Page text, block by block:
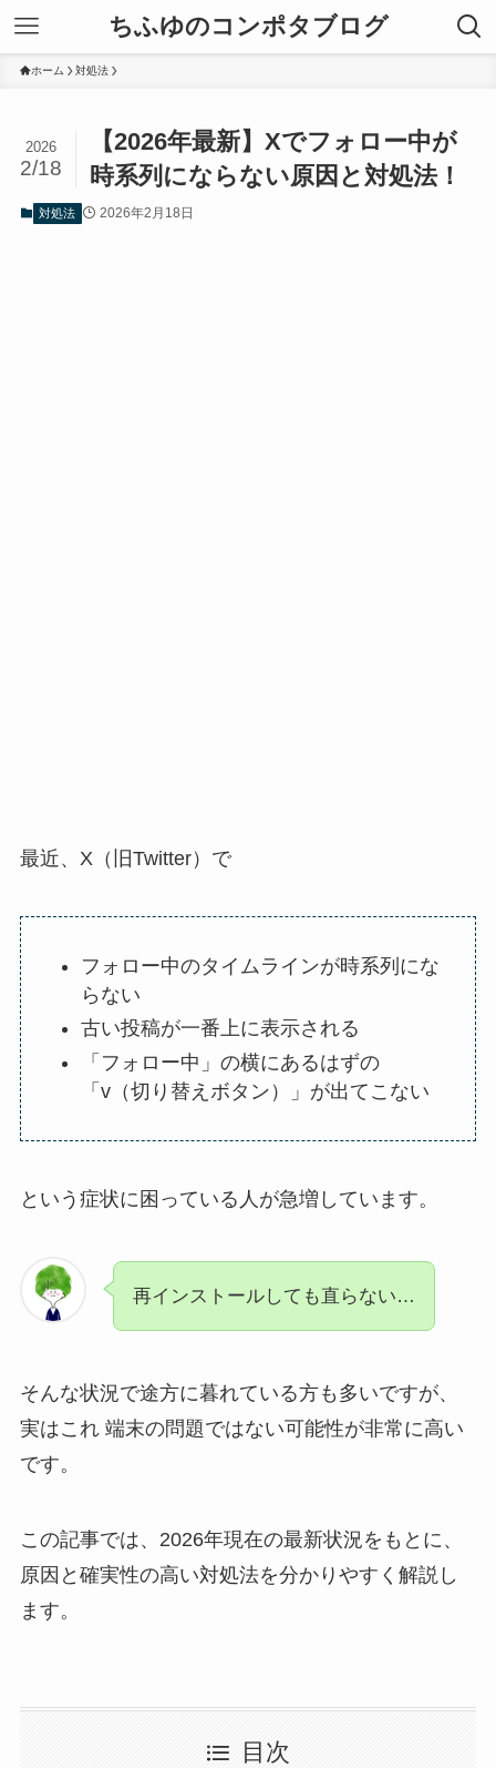
ちふゆのコンポタブログ
ホーム 対処法
【2026年最新】Xでフォロー中が
時系列にならない原因と対処法！
2026
2/18
対処法 2026年2月18日
最近、 X（旧Twitter） で
フォロー中のタイムラインが時系列にな
らない
古い投稿が一番上に表示される
「フォロー中」の横にあるはずの
「v（切り替えボタン）」が出てこない
という症状に困っている人が急増しています。
再インストールしても直らない…
そんな状況で途方に暮れている方も多いですが、
実はこれ 端末の問題ではない可能性が非常に高い
です。
この記事では、2026年現在の最新状況をもとに、
原因と確実性の高い対処法を分かりやすく解説し
ます。
目次